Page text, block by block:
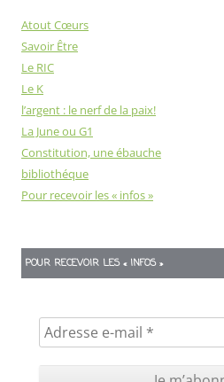
Atout Cœurs
Savoir Être
Le RIC
Le K
l’argent : le nerf de la paix!
La June ou G1
Constitution, une ébauche
bibliothéque
Pour recevoir les « infos »
POUR RECEVOIR LES « INFOS »